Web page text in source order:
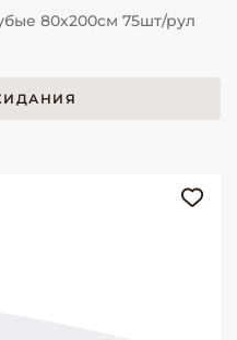
80х200см 75шт/рул